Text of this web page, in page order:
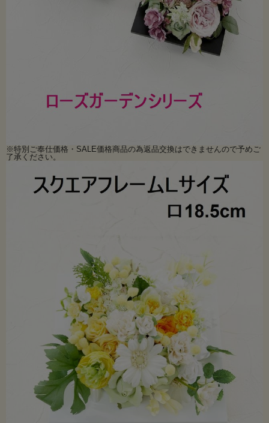
※特別ご奉仕価格・SALE価格商品の為返品交換はできませんので予めご
了承ください。